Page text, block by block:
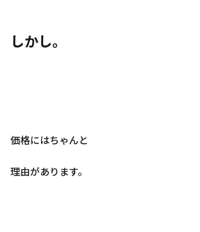
しかし。
価格にはちゃんと
理由があります。